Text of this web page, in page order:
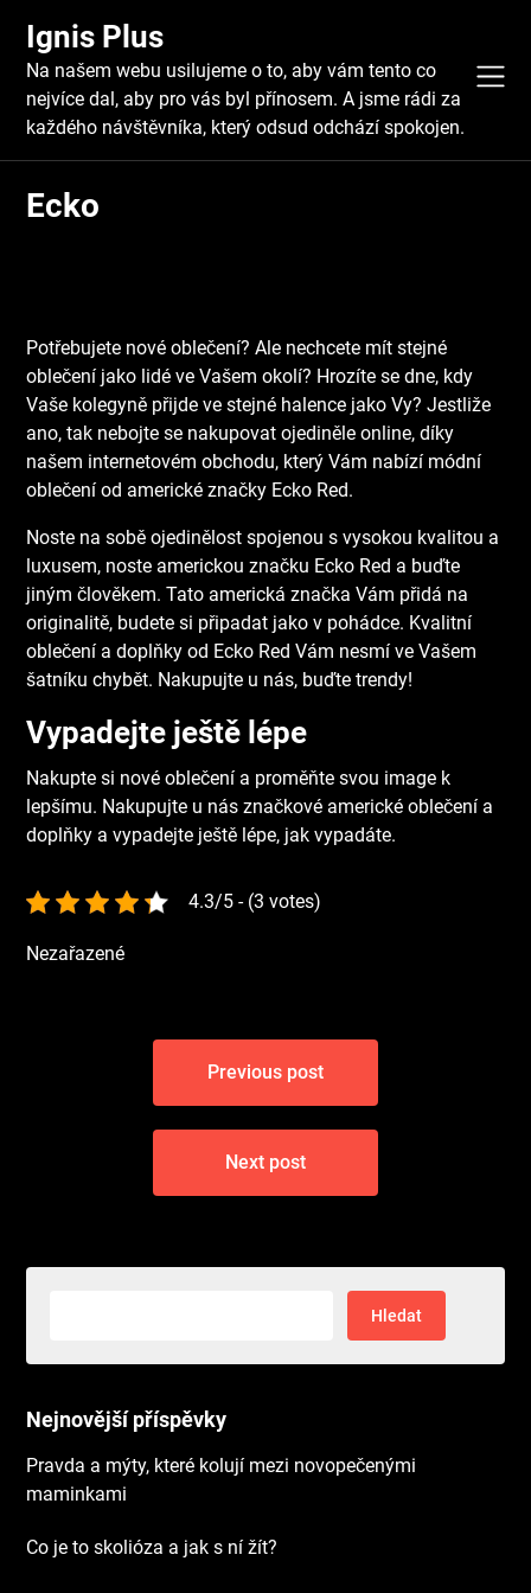
content
Ignis Plus
Na našem webu usilujeme o to, aby vám tento co
nejvíce dal, aby pro vás byl přínosem. A jsme rádi za
každého návštěvníka, který odsud odchází spokojen.
Ecko
Potřebujete nové oblečení? Ale nechcete mít stejné
oblečení jako lidé ve Vašem okolí? Hrozíte se dne, kdy
Vaše kolegyně přijde ve stejné halence jako Vy? Jestliže
ano, tak nebojte se nakupovat ojediněle online, díky
našem internetovém obchodu, který Vám nabízí módní
oblečení od americké značky Ecko Red.
Noste na sobě ojedinělost spojenou s vysokou kvalitou a
luxusem, noste americkou značku Ecko Red a buďte
jiným člověkem. Tato americká značka Vám přidá na
originalitě, budete si připadat jako v pohádce. Kvalitní
oblečení a doplňky od Ecko Red Vám nesmí ve Vašem
šatníku chybět. Nakupujte u nás, buďte trendy!
Vypadejte ještě lépe
Nakupte si nové oblečení a proměňte svou image k
lepšímu. Nakupujte u nás značkové americké oblečení a
doplňky a vypadejte ještě lépe, jak vypadáte.
4.3/5 - (3 votes)
Nezařazené
Navigace
příspěvek
Previous post
Next post
Nejnovější příspěvky
Pravda a mýty, které kolují mezi novopečenými
maminkami
Co je to skolióza a jak s ní žít?